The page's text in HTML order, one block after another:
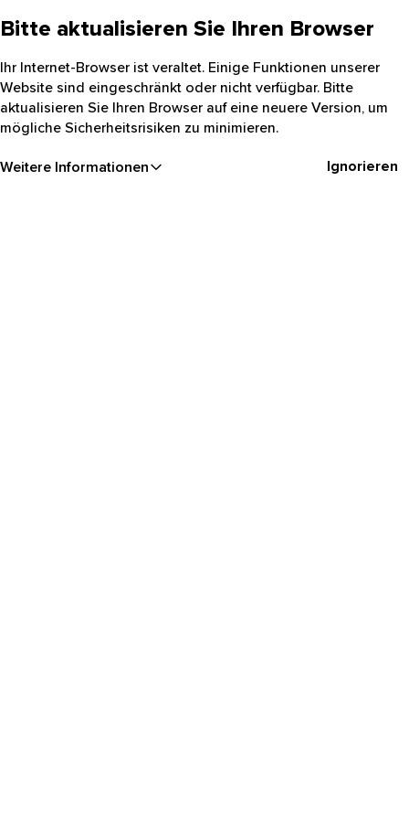
Bitte aktualisieren Sie Ihren Browser
Ihr Internet-Browser ist veraltet. Einige Funktionen unserer
Website sind eingeschränkt oder nicht verfügbar. Bitte
aktualisieren Sie Ihren Browser auf eine neuere Version, um
mögliche Sicherheitsrisiken zu minimieren.
Weitere Informationen Ignorieren